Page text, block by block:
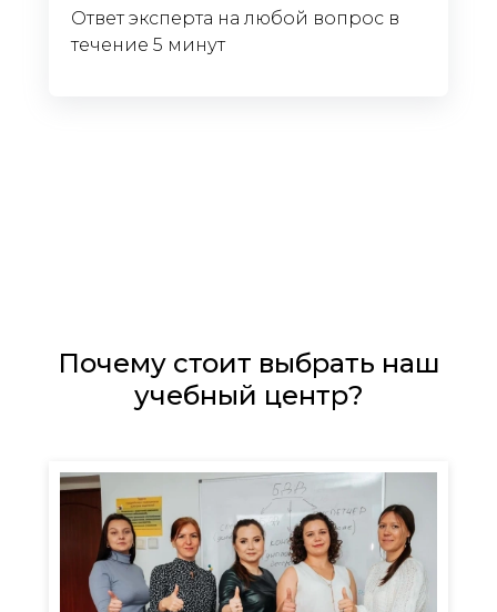
Ответ эксперта на любой вопрос в
течение 5 минут
Почему стоит выбрать наш
учебный центр?